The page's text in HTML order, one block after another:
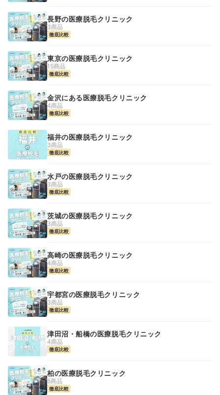
長野の医療脱毛クリニック
3商品
徹底比較
東京の医療脱毛クリニック
15商品
徹底比較
金沢にある医療脱毛クリニック
4商品
徹底比較
福井の医療脱毛クリニック
3商品
徹底比較
水戸の医療脱毛クリニック
3商品
徹底比較
茨城の医療脱毛クリニック
3商品
徹底比較
高崎の医療脱毛クリニック
4商品
徹底比較
宇都宮の医療脱毛クリニック
3商品
徹底比較
津田沼・船橋の医療脱毛クリニック
4商品
徹底比較
柏の医療脱毛クリニック
5商品
徹底比較